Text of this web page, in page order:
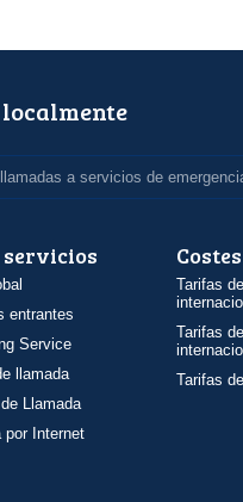
a servicios de
servicios
entrantes
Service
llamada
Llamada
por Internet
Costes
Tarifas
Tarifas
Tarifas